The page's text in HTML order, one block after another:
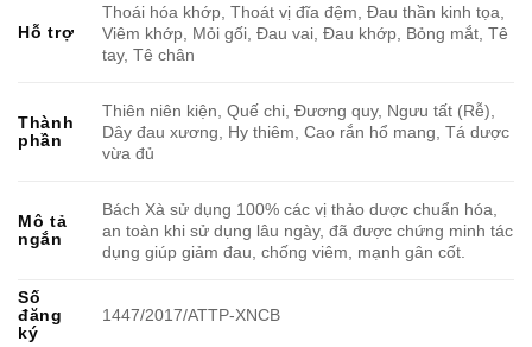
Hỗ trợ
Thoái hóa khớp, Thoát vị đĩa đệm, Đau thần kinh tọa,
Viêm khớp, Mỏi gối, Đau vai, Đau khớp, Bỏng mắt, Tê
tay, Tê chân
Thành
phần
Thiên niên kiện, Quế chi, Đương quy, Ngưu tất (Rễ),
Dây đau xương, Hy thiêm, Cao rắn hổ mang, Tá dược
vừa đủ
Mô tả
ngắn
Bách Xà sử dụng 100% các vị thảo dược chuẩn hóa,
an toàn khi sử dụng lâu ngày, đã được chứng minh tác
dụng giúp giảm đau, chống viêm, mạnh gân cốt.
Số
đăng
ký
1447/2017/ATTP-XNCB